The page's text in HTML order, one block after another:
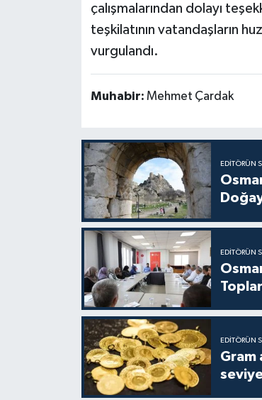
çalışmalarından dolayı
teşkilatının vatandaşların
vurgulandı.
Muhabir: Mehmet Çardak
EDITÖRÜN
EDITÖRÜN
EDITÖRÜN
Gram